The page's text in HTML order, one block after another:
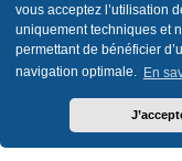
vous acceptez l’utilisation
uniquement techniques et
permettant de bénéficier
navigation optimale. En